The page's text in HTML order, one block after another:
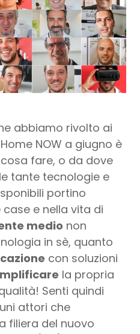
abbiamo rivolto ai
NOW a giugno è
fare, o da dove
tante tecnologie e
portino
e nella vita di
medio non
in sè, quanto
con soluzioni
la propria
Senti quindi
attori che
filiera del nuovo